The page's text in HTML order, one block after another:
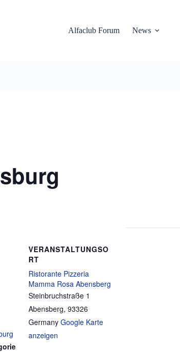
Alfaclub Forum
News
VERANSTALTUNGSO
RT
Ristorante Pizzeria
Mamma Rosa Abensberg
Steinbruchstraße 1
Abensberg, 93326
Germany Google Karte
anzeigen